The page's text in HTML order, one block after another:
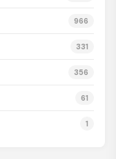
966
331
356
61
1